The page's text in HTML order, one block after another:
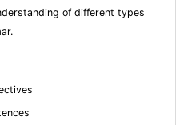
of different types